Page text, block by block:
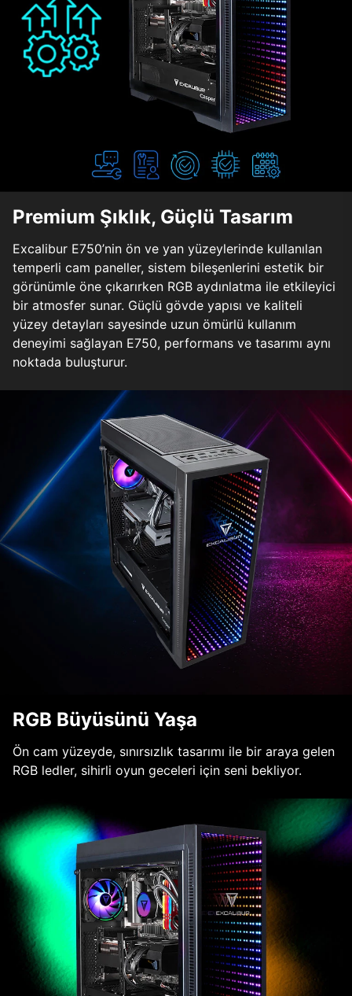
Premium Şıklık, Güçlü Tasarım
Excalibur E750’nin ön ve yan yüzeylerinde kullanılan
temperli cam paneller, sistem bileşenlerini estetik bir
görünümle öne çıkarırken RGB aydınlatma ile etkileyici
bir atmosfer sunar. Güçlü gövde yapısı ve kaliteli
yüzey detayları sayesinde uzun ömürlü kullanım
deneyimi sağlayan E750, performans ve tasarımı aynı
noktada buluşturur.
RGB Büyüsünü Yaşa
Ön cam yüzeyde, sınırsızlık tasarımı ile bir araya gelen
RGB ledler, sihirli oyun geceleri için seni bekliyor.